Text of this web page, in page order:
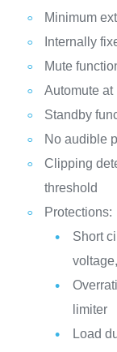
Minimum
Internally
Mute
Automute
Standby
No audible
Clipping
threshold
Protections:
Short
limiter
Load